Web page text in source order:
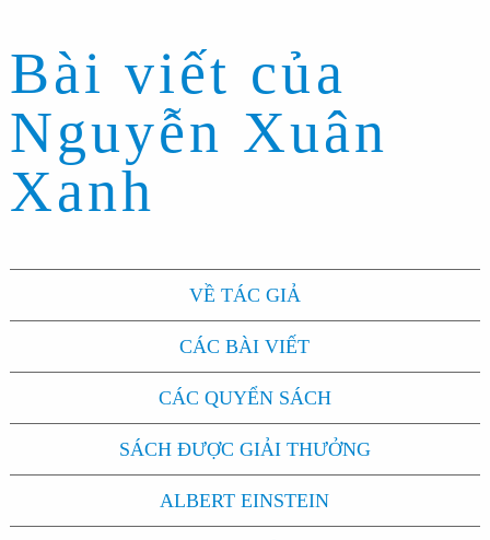
Bài viết của
Nguyễn Xuân
Xanh
VỀ TÁC GIẢ
CÁC BÀI VIẾT
CÁC QUYỂN SÁCH
SÁCH ĐƯỢC GIẢI THƯỞNG
ALBERT EINSTEIN